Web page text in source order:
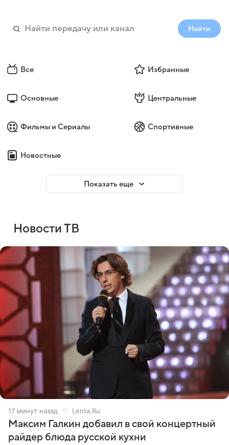
Найти
Все Избранные
Основные Центральные
Фильмы и Сериалы Спортивные
Новостные
Показать еще
Новости ТВ
18 минут назад Lenta.Ru
Максим Галкин добавил в свой концертный
райдер блюда русской кухни